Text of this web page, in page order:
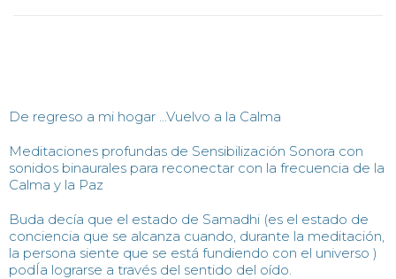
De regreso a mi hogar …Vuelvo a la Calma
Meditaciones profundas de Sensibilización Sonora con
sonidos binaurales para reconectar con la frecuencia de la
Calma y la Paz
Buda decía que el estado de Samadhi (es el estado de
conciencia que se alcanza cuando, durante la meditación,
la persona siente que se está fundiendo con el universo )
podÍa lograrse a través del sentido del oído.